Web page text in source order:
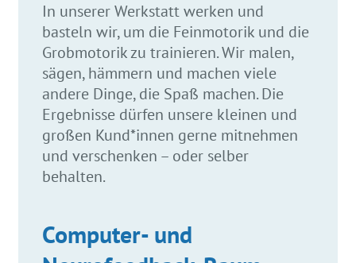
In unserer Werkstatt werken und
basteln wir, um die Feinmotorik und die
Grobmotorik zu trainieren. Wir malen,
sägen, hämmern und machen viele
andere Dinge, die Spaß machen. Die
Ergebnisse dürfen unsere kleinen und
großen Kund*innen gerne mitnehmen
und verschenken – oder selber
behalten.
Computer- und